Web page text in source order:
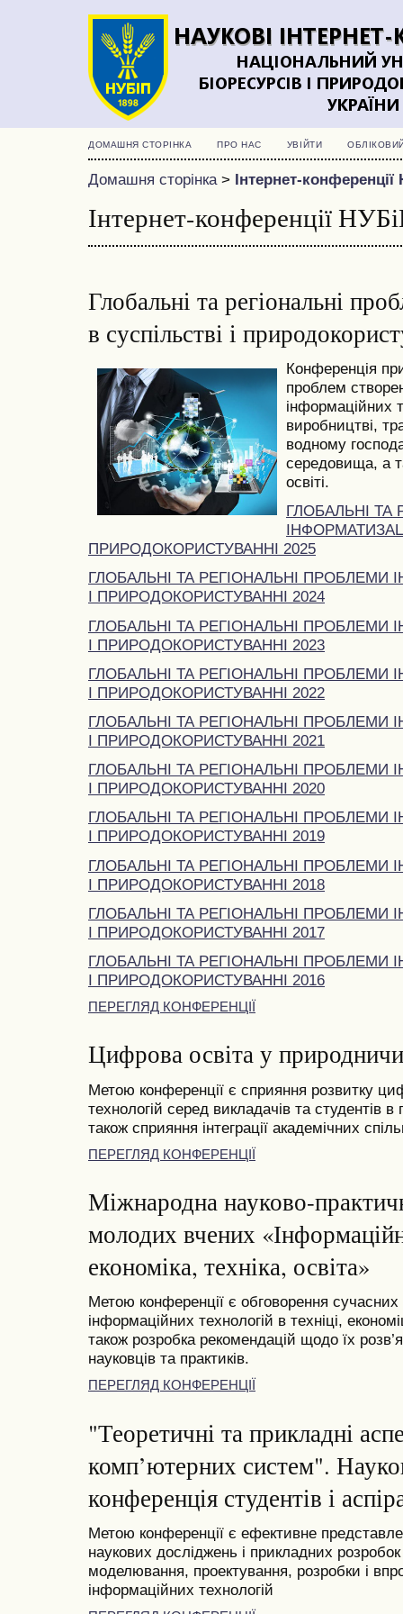
ДОМАШНЯ СТОРІНКА ПРО НАС УВІЙТИ
Домашня сторінка> Інтернет-
Інтернет-конференції
Глобальні та регіональні
в суспільстві і
Конференція
проблем
інформаційних
виробництві,
водному
середовища, а
освіті.
ГЛОБАЛЬНІ ТА
ПРИРОДОКОРИСТУВАННІ 2025
ГЛОБАЛЬНІ ТА РЕГІОНАЛЬНІ ПРОБЛЕМИ
І ПРИРОДОКОРИСТУВАННІ 2024
ГЛОБАЛЬНІ ТА РЕГІОНАЛЬНІ ПРОБЛЕМИ
І ПРИРОДОКОРИСТУВАННІ 2023
ГЛОБАЛЬНІ ТА РЕГІОНАЛЬНІ ПРОБЛЕМИ
І ПРИРОДОКОРИСТУВАННІ 2022
ГЛОБАЛЬНІ ТА РЕГІОНАЛЬНІ ПРОБЛЕМИ
І ПРИРОДОКОРИСТУВАННІ 2021
ГЛОБАЛЬНІ ТА РЕГІОНАЛЬНІ ПРОБЛЕМИ
І ПРИРОДОКОРИСТУВАННІ 2020
ГЛОБАЛЬНІ ТА РЕГІОНАЛЬНІ ПРОБЛЕМИ
І ПРИРОДОКОРИСТУВАННІ 2019
ГЛОБАЛЬНІ ТА РЕГІОНАЛЬНІ ПРОБЛЕМИ
І ПРИРОДОКОРИСТУВАННІ 2018
ГЛОБАЛЬНІ ТА РЕГІОНАЛЬНІ ПРОБЛЕМИ
І ПРИРОДОКОРИСТУВАННІ 2017
ГЛОБАЛЬНІ ТА РЕГІОНАЛЬНІ ПРОБЛЕМИ
І ПРИРОДОКОРИСТУВАННІ 2016
ПЕРЕГЛЯД КОНФЕРЕНЦІЇ
Цифрова освіта у
Метою конференції є сприяння розвитку
технологій серед викладачів та студентів
також сприяння інтеграції академічних
ПЕРЕГЛЯД КОНФЕРЕНЦІЇ
Міжнародна науково-
молодих вчених
економіка, техніка, освіта»
Метою конференції є обговорення
інформаційних технологій в техніці,
також розробка рекомендацій щодо їх
науковців та практиків.
ПЕРЕГЛЯД КОНФЕРЕНЦІЇ
"Теоретичні та прикладні
комп’ютерних систем".
конференція студентів і
Метою конференції є ефективне
наукових досліджень і прикладних розробок
моделювання, проектування, розробки і
інформаційних технологій